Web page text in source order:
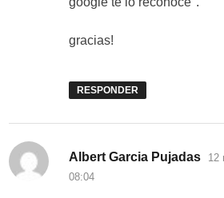
gracias!
RESPONDER
Albert Garcia Pujadas
12
08:04